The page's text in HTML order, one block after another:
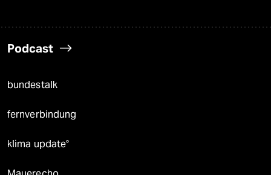
Podcast
bundestalk
fernverbindung
klima update°